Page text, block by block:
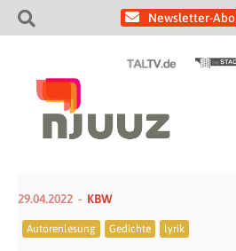
Newsletter-Abo
29.04.2022 KBW
Autorenlesung Gedichte lyrik